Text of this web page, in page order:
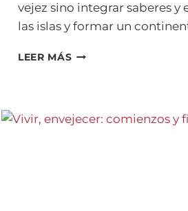
vejez sino integrar saberes y
las islas y formar un
LEER MÁS ¿MILLENNIALS